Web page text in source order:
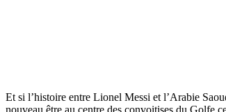
Et si l’histoire entre Lionel Messi et l’Arabie
nouveau être au centre des convoitises du Golfe